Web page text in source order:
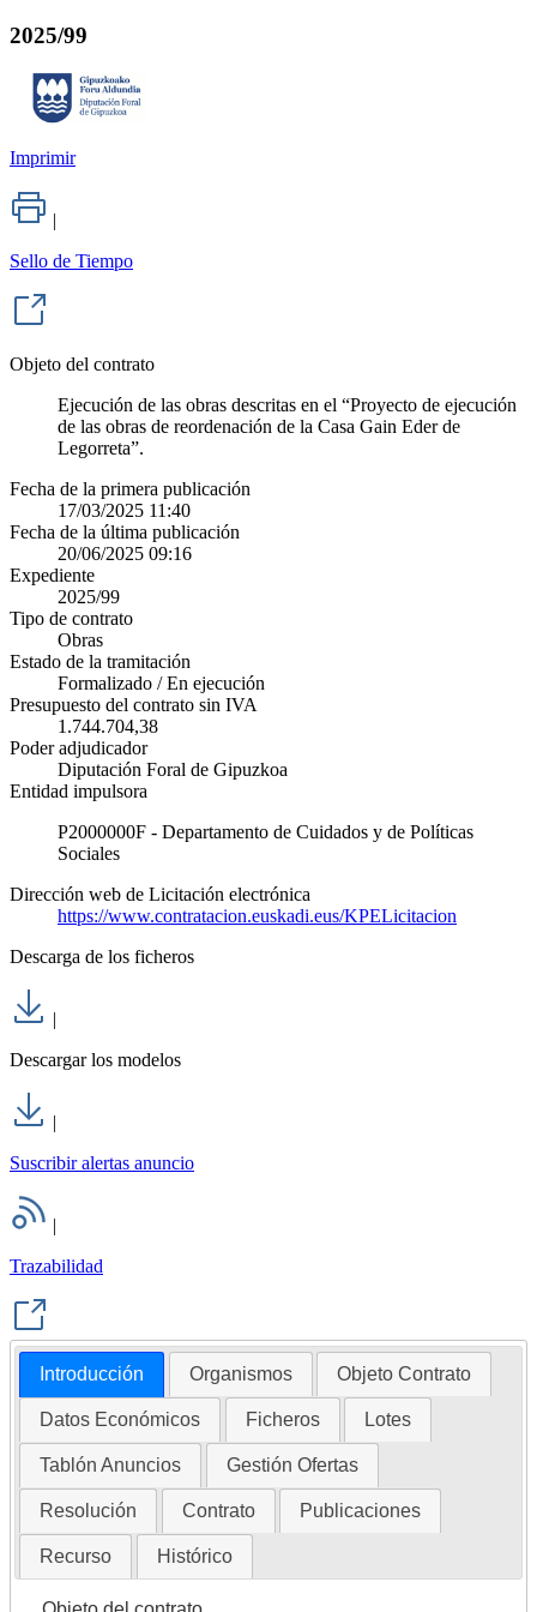
2025/99
Imprimir
|
Sello de Tiempo
Objeto del contrato
Ejecución de las obras descritas en el “Proyecto de ejecución
de las obras de reordenación de la Casa Gain Eder de
Legorreta”.
Fecha de la primera publicación
17/03/2025 11:40
Fecha de la última publicación
20/06/2025 09:16
Expediente
2025/99
Tipo de contrato
Obras
Estado de la tramitación
Formalizado / En ejecución
Presupuesto del contrato sin IVA
1.744.704,38
Poder adjudicador
Diputación Foral de Gipuzkoa
Entidad impulsora
P2000000F - Departamento de Cuidados y de Políticas
Sociales
Dirección web de Licitación electrónica
https://www.contratacion.euskadi.eus/KPELicitacion
Descarga de los ficheros
|
Descargar los modelos
|
Suscribir alertas anuncio
|
Trazabilidad
Introducción Organismos Objeto Contrato
Datos Económicos Ficheros Lotes
Tablón Anuncios Gestión Ofertas
Resolución Contrato Publicaciones
Recurso Histórico